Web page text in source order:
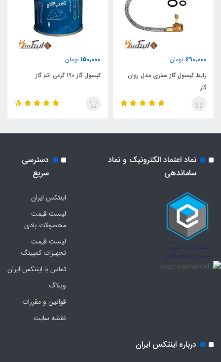
690,000 تومان
رابط کپسول گاز سفری مدل روان
گاز
150,000 تومان
کپسول گاز 190 گرمی اتم گاز
نماد اعتماد الکترونیک و نماد
ساماندهی
دسترسی
سریع
اینتکس ایران
لیست قیمت
محصولات بادی
لیست قیمت
تجهیزات کمپینگ
تماس با اینتکس ایران
وبلاگ
قوانین و مقررات
نقشه سایت
درباره اینتکس ایران